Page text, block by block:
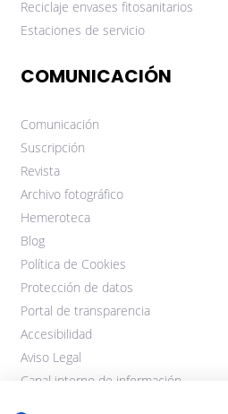
Reciclaje envases fitosanitarios
Estaciones de servicio
COMUNICACIÓN
Comunicación
Suscripción
Revista
Archivo fotográfico
Hemeroteca
Blog
Política de Cookies
Protección de datos
Portal de transparencia
Accesibilidad
Aviso Legal
Canal interno de información